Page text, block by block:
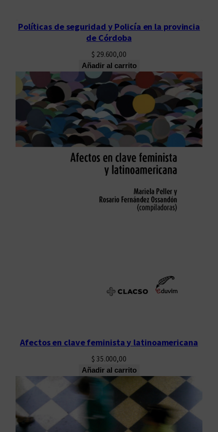
Políticas de seguridad y Policía en la provincia
de Córdoba
$ 29.600,00
Añadir al carrito
Afectos en clave feminista y latinoamericana
$ 35.000,00
Añadir al carrito